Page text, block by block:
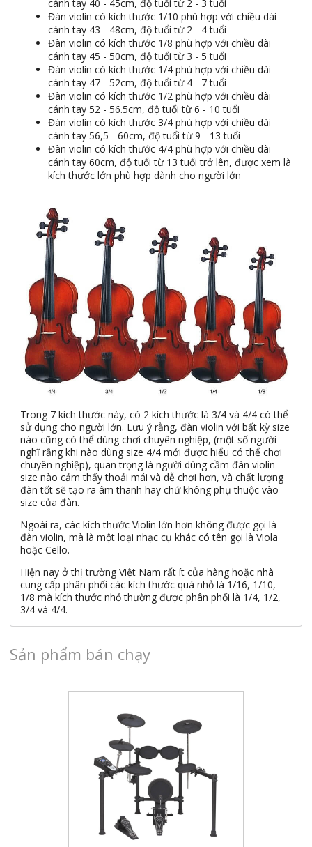
cánh tay 40 - 45cm, độ tuổi từ 2 - 3 tuổi
Đàn violin có kích thước 1/10 phù hợp với chiều dài
cánh tay 43 - 48cm, độ tuổi từ 2 - 4 tuổi
Đàn violin có kích thước 1/8 phù hợp với chiều dài
cánh tay 45 - 50cm, độ tuổi từ 3 - 5 tuổi
Đàn violin có kích thước 1/4 phù hợp với chiều dài
cánh tay 47 - 52cm, độ tuổi từ 4 - 7 tuổi
Đàn violin có kích thước 1/2 phù hợp với chiều dài
cánh tay 52 - 56.5cm, độ tuổi từ 6 - 10 tuổi
Đàn violin có kích thước 3/4 phù hợp với chiều dài
cánh tay 56,5 - 60cm, độ tuổi từ 9 - 13 tuổi
Đàn violin có kích thước 4/4 phù hợp với chiều dài
cánh tay 60cm, độ tuổi từ 13 tuổi trở lên, được xem là
kích thước lớn phù hợp dành cho người lớn
Trong 7 kích thước này, có 2 kích thước là 3/4 và 4/4 có thể
sử dụng cho người lớn. Lưu ý rằng, đàn violin với bất kỳ size
nào cũng có thể dùng chơi chuyên nghiệp, (một số người
nghĩ rằng khi nào dùng size 4/4 mới được hiểu có thể chơi
chuyên nghiệp), quan trọng là người dùng cầm đàn violin
size nào cảm thấy thoải mái và dễ chơi hơn, và chất lượng
đàn tốt sẽ tạo ra âm thanh hay chứ không phụ thuộc vào
size của đàn.
Ngoài ra, các kích thước Violin lớn hơn không được gọi là
đàn violin, mà là một loại nhạc cụ khác có tên gọi là Viola
hoặc Cello.
Hiện nay ở thị trường Việt Nam rất ít của hàng hoặc nhà
cung cấp phân phối các kích thước quá nhỏ là 1/16, 1/10,
1/8 mà kích thước nhỏ thường được phân phối là 1/4, 1/2,
3/4 và 4/4.
Sản phẩm bán chạy